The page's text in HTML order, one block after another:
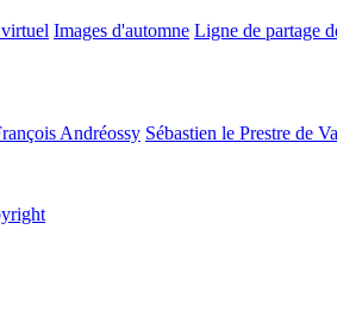
Images d'automne Ligne de partage
Andréossy Sébastien le Prestre de